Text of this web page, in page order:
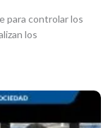
para controlar los
los